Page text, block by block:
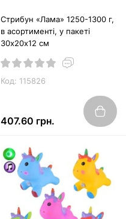
Стрибун «Лама» 1250-1300 г,
в асортименті, у пакеті
30х20х12 см
Код: 115826
407.60 грн.